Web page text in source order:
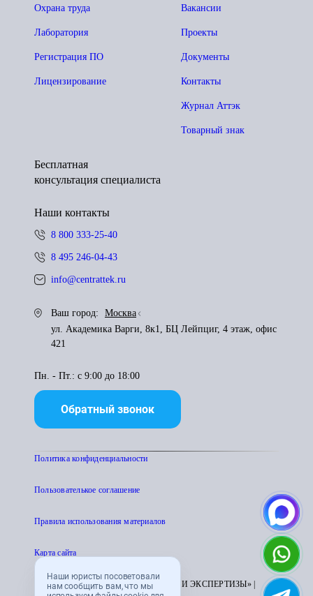
Наши юристы посоветовали
нам сообщить вам, что мы
Вакансии
Проекты
Документы
Контакты
Журнал Аттэк
Товарный знак
Охрана труда
Лаборатория
Регистрация ПО
Лицензирование
Бесплатная
консультация специалиста
Наши контакты
8 800 333-25-40
8 495 246-04-43
info@centrattek.ru
Ваш город:
Москва
ул. Академика Варги, 8к1, БЦ Лейпциг, 4 этаж, офис
421
Пн. - Пт.: с 9:00 до 18:00
Обратный звонок
Политика конфиденциальности
Пользователькое соглашение
Правила использования материалов
Карта сайта
© 1995 - 2026 «ЦЕНТР АТТЕСТАЦИИ И ЭКСПЕРТИЗЫ» |